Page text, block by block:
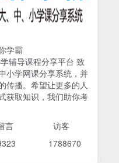
》2025-2026七八九
版《浙大优辅》数学公
导引（小学+初中+高
）PDF
月前 502人已阅读
龄版/年龄阶段分类）
月前 489人已阅读
辅导课程分享平台 致
小学网课分享系统，并
传播。希望让更多的人
获取知识，我们助你考
言 访客
323 1788670